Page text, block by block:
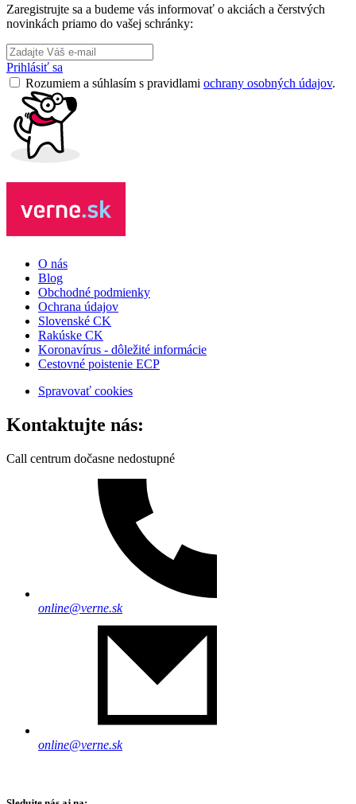
Zaregistrujte sa a budeme vás informovať o akciách a čerstvých
novinkách priamo do vašej schránky:
Prihlásiť sa
Rozumiem a súhlasím s pravidlami ochrany osobných údajov.
O nás
Blog
Obchodné podmienky
Ochrana údajov
Slovenské CK
Rakúske CK
Koronavírus - dôležité informácie
Cestovné poistenie ECP
Spravovať cookies
Kontaktujte nás:
Call centrum dočasne nedostupné
online@verne.sk
online@verne.sk